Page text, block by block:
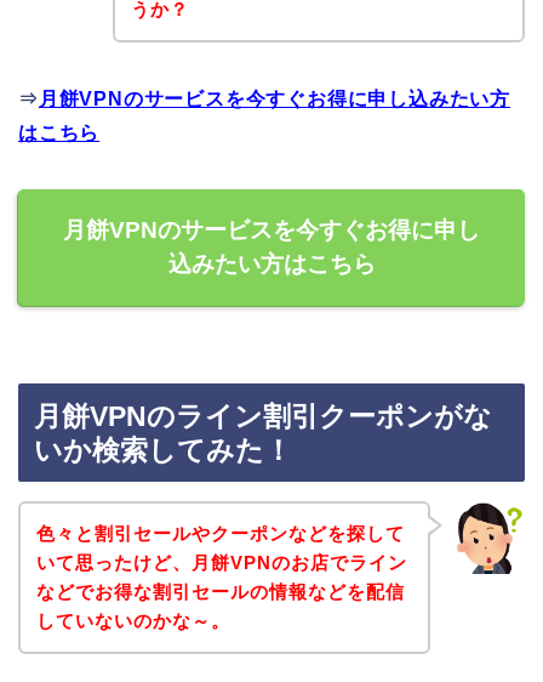
うか？
⇒ 月餅VPNのサービスを今すぐお得に申し込みたい方
はこちら
月餅VPNのサービスを今すぐお得に申し
込みたい方はこちら
月餅VPNのライン割引クーポンがな
いか検索してみた！
色々と割引セールやクーポンなどを探して
いて思ったけど、月餅VPNのお店でライン
などでお得な割引セールの情報などを配信
していないのかな～。